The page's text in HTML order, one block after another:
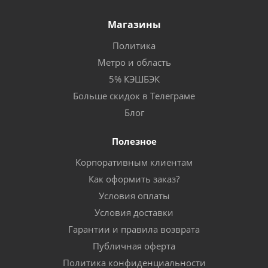
Магазины
Политика
Метро и область
5% КЭШБЭК
Больше скидок в Телеграме
Блог
Полезное
Корпоративным клиентам
Как оформить заказ?
Условия оплаты
Условия доставки
Гарантии и правила возврата
Публичная оферта
Политика конфиденциальности